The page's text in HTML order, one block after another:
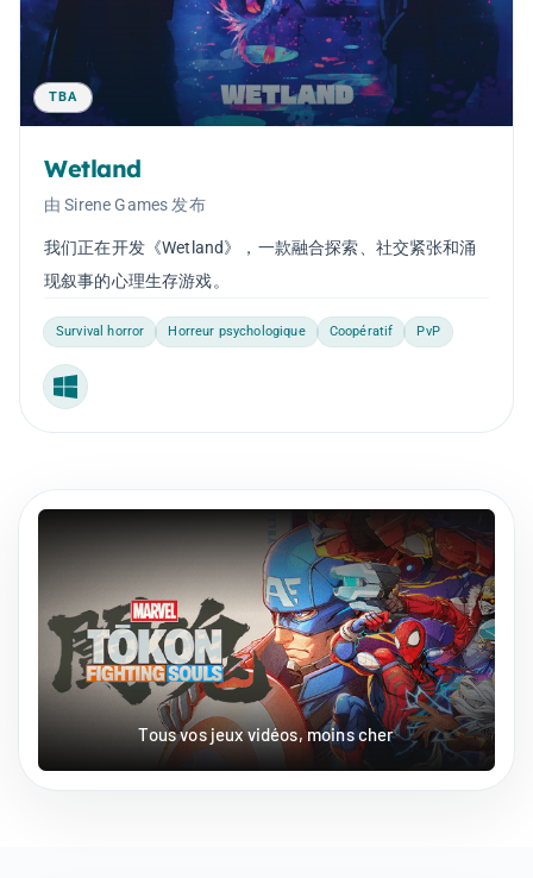
TBA
Wetland
由 Sirene Games 发布
我们正在开发《Wetland》，一款融合探索、社交紧张和涌
现叙事的心理生存游戏。
Survival horror Horreur psychologique Coopératif PvP
Windows
Tous vos jeux vidéos, moins cher